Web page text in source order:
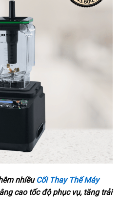
nhiều Cối Thay Thế Máy
cao tốc độ phục vụ, tăng trải